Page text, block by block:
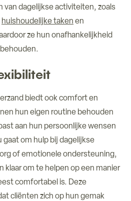
van dagelijkse activiteiten, zoals
huishoudelijke taken en
ze hun onafhankelijkheid
biedt ook comfort en
hun eigen routine behouden
aan hun persoonlijke wensen
om hulp bij dagelijkse
of emotionele ondersteuning,
klaar om te helpen op een manier
comfortabel is. Deze
cliënten zich op hun gemak